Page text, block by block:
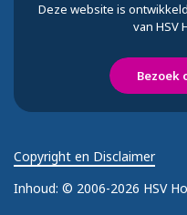
Deze website is
van HSV
Bezoek
Inhoud: © 2006-2026 HSV
Copyright en Disclaimer